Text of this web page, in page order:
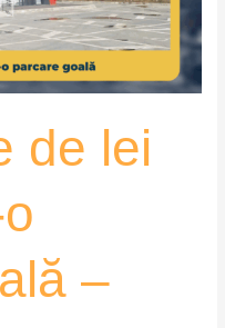
de lei
–